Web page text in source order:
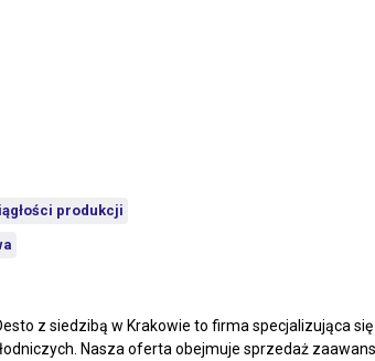
z siedzibą w Krakowie to firma specjalizująca
Nasza oferta obejmuje sprzedaż
produkcji